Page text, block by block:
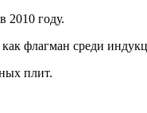
2010 году.
как флагман среди
плит.